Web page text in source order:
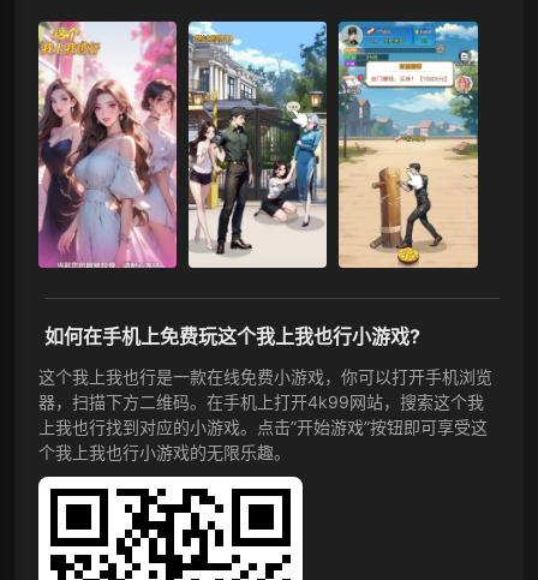
如何在手机上免费玩这个我上我也行小游戏?
这个我上我也行是一款在线免费小游戏，你可以打开手机浏览
器，扫描下方二维码。在手机上打开4k99网站，搜索这个我
上我也行找到对应的小游戏。点击”开始游戏”按钮即可享受这
个我上我也行小游戏的无限乐趣。